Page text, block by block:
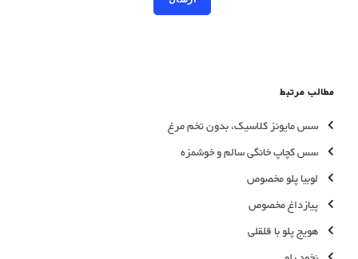
مطالب مرتبط
سس مایونز کلاسیک، بدون تخم مرغ
سس کچاپ خانگی سالم و خوشمزه
لوبیا پلو مخصوص
پیازداغ مخصوص
هویج پلو با قلقلی